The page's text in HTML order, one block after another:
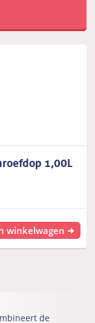
1,00L
winkelwagen
de